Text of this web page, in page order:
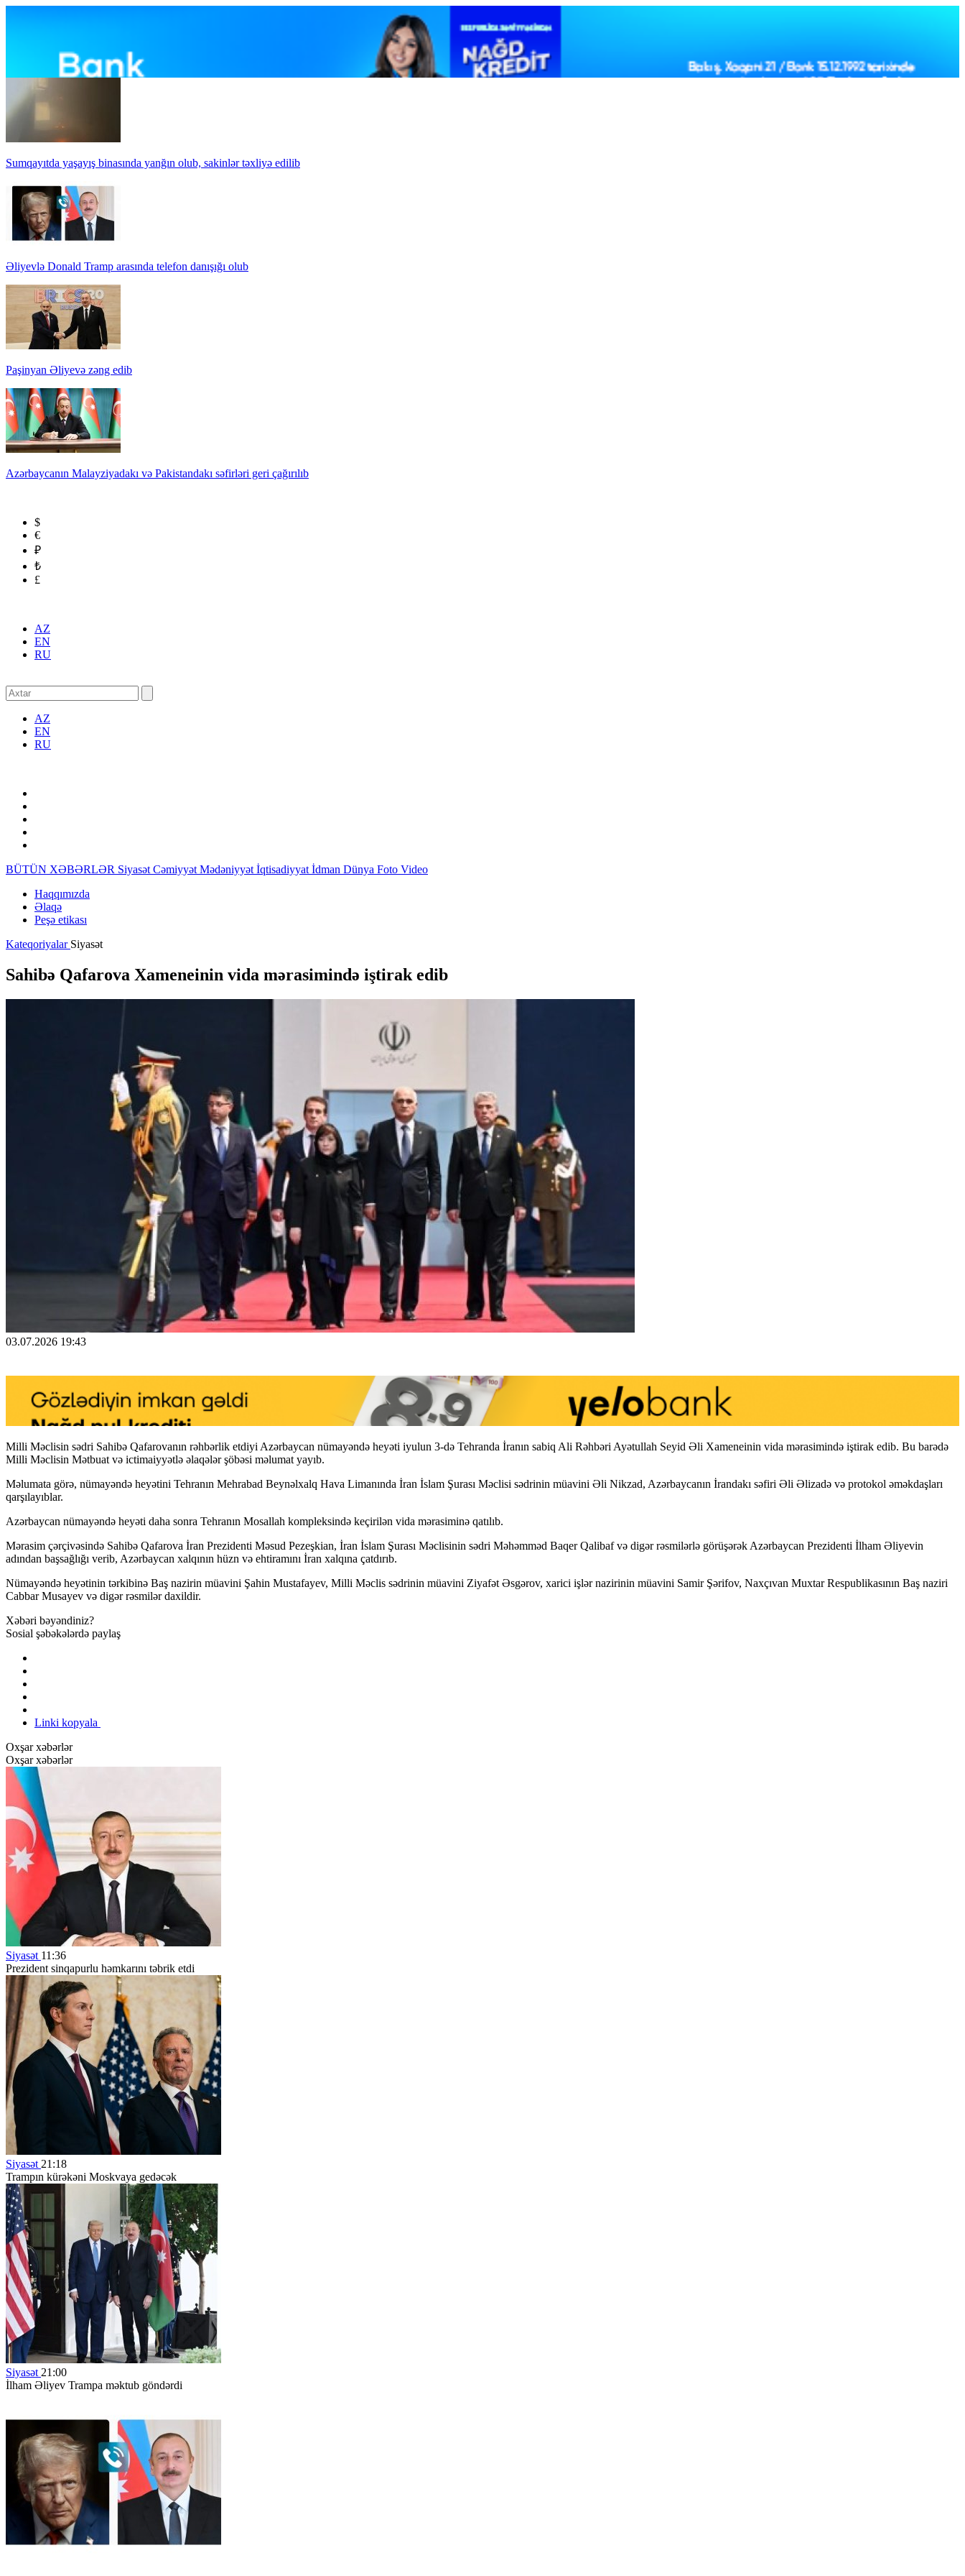
Sumqayıtda yaşayış binasında yanğın olub, sakinlər təxliyə edilib
Əliyevlə Donald Tramp arasında telefon danışığı olub
Paşinyan Əliyevə zəng edib
Azərbaycanın Malayziyadakı və Pakistandakı səfirləri geri çağırılıb
$
€
₽
₺
£
AZ
EN
RU
AZ
EN
RU
BÜTÜN XƏBƏRLƏR Siyasət Cəmiyyət Mədəniyyət İqtisadiyyat İdman Dünya Foto Video
Haqqımızda
Əlaqə
Peşə etikası
Kateqoriyalar Siyasət
Sahibə Qafarova Xameneinin vida mərasimində iştirak edib
03.07.2026 19:43
Milli Məclisin sədri Sahibə Qafarovanın rəhbərlik etdiyi Azərbaycan nümayəndə heyəti iyulun 3-də Tehranda İranın sabiq Ali Rəhbəri Ayətullah Seyid Əli Xameneinin vida mərasimində iştirak edib. Bu barədə
Milli Məclisin Mətbuat və ictimaiyyətlə əlaqələr şöbəsi məlumat yayıb.
Məlumata görə, nümayəndə heyətini Tehranın Mehrabad Beynəlxalq Hava Limanında İran İslam Şurası Məclisi sədrinin müavini Əli Nikzad, Azərbaycanın İrandakı səfiri Əli Əlizadə və protokol əməkdaşları
qarşılayıblar.
Azərbaycan nümayəndə heyəti daha sonra Tehranın Mosallah kompleksində keçirilən vida mərasiminə qatılıb.
Mərasim çərçivəsində Sahibə Qafarova İran Prezidenti Məsud Pezeşkian, İran İslam Şurası Məclisinin sədri Məhəmməd Baqer Qalibaf və digər rəsmilərlə görüşərək Azərbaycan Prezidenti İlham Əliyevin
adından başsağlığı verib, Azərbaycan xalqının hüzn və ehtiramını İran xalqına çatdırıb.
Nümayəndə heyətinin tərkibinə Baş nazirin müavini Şahin Mustafayev, Milli Məclis sədrinin müavini Ziyafət Əsgərov, xarici işlər nazirinin müavini Samir Şərifov, Naxçıvan Muxtar Respublikasının Baş naziri
Cabbar Musayev və digər rəsmilər daxildir.
Xəbəri bəyəndiniz?
Sosial şəbəkələrdə paylaş
Linki kopyala
Oxşar xəbərlər
Oxşar xəbərlər
Siyasət 11:36
Prezident sinqapurlu həmkarını təbrik etdi
Siyasət 21:18
Trampın kürəkəni Moskvaya gedəcək
Siyasət 21:00
İlham Əliyev Trampa məktub göndərdi